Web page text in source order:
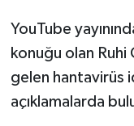
YouTube
konuğu olan
gelen hantavirüs
açıklamalarda